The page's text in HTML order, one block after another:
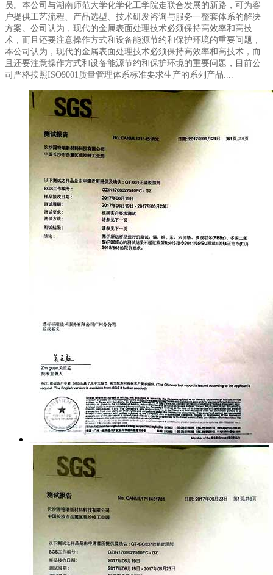
员。本公司与湖南师范大学化学化工学院走联合发展的新路，可为客
户提供工艺流程、产品选型、技术研发咨询与服务一整套体系的解决
方案。公司认为，现代的金属表面处理技术必须保持高效率和高技
术，而且还要注意操作方式和设备能源节约和保护环境的重要问题，
本公司认为，现代的金属表面处理技术必须保持高效率和高技术，而
且还要注意操作方式和设备能源节约和保护环境的重要问题，目前公
司严格按照ISO9001质量管理体系标准要求生产的系列产品....